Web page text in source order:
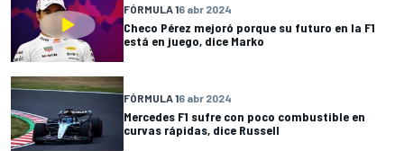
FÓRMULA 16 abr 2024
Checo Pérez mejoró porque su futuro en la F1
está en juego, dice Marko
FÓRMULA 16 abr 2024
Mercedes F1 sufre con poco combustible en
curvas rápidas, dice Russell